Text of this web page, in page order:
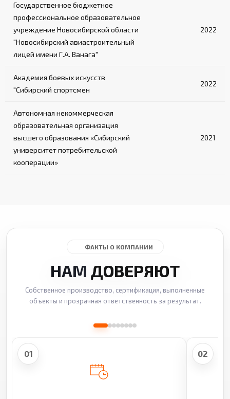
Государственное бюджетное
профессиональное образовательное
учреждение Новосибирской области
"Новосибирский авиастроительный
лицей имени Г.А. Ванага"
2022
Академия боевых искусств
"Сибирский спортсмен
2022
Автономная некоммерческая
образовательная организация
высшего образования «Сибирский
университет потребительской
кооперации»
2021
ФАКТЫ О КОМПАНИИ
НАМ ДОВЕРЯЮТ
Собственное производство, сертификация, выполненные
объекты и прозрачная ответственность за результат.
01 02